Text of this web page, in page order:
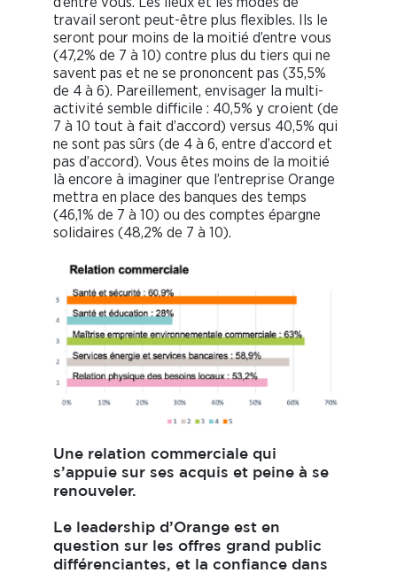
travail seront peut-être plus flexibles. Ils le
seront pour moins de la moitié d’entre vous
(47,2% de 7 à 10) contre plus du tiers qui ne
savent pas et ne se prononcent pas (35,5%
de 4 à 6). Pareillement, envisager la multi-
activité semble difficile : 40,5% y croient (de
7 à 10 tout à fait d’accord) versus 40,5% qui
ne sont pas sûrs (de 4 à 6, entre d’accord et
pas d’accord). Vous êtes moins de la moitié
là encore à imaginer que l’entreprise Orange
mettra en place des banques des temps
(46,1% de 7 à 10) ou des comptes épargne
solidaires (48,2% de 7 à 10).
Une relation commerciale qui
s’appuie sur ses acquis et peine à se
renouveler.
Le leadership d’Orange est en
question sur les offres grand public
différenciantes, et la confiance dans